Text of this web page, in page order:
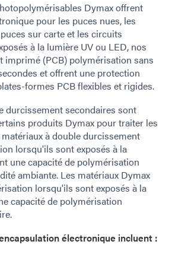
Dymax offrent
pour les puces nues, les
sur carte et les circuits
à la lumière UV ou LED, nos
imprimé (PCB) polymérisation sans
et offrent une protection
formes PCB flexibles et rigides.
durcissement secondaires sont
produits Dymax pour traiter les
à double durcissement
lorsqu'ils sont exposés à la
une capacité de polymérisation
ambiante. Les matériaux Dymax
lorsqu'ils sont exposés à la
capacité de polymérisation
électronique incluent :